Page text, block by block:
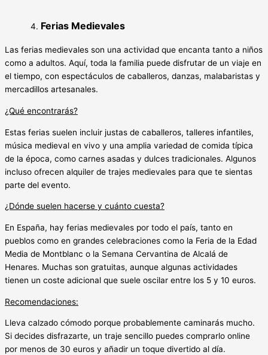
Ferias Medievales
Las ferias medievales son una actividad que encanta tanto a niños
como a adultos. Aquí, toda la familia puede disfrutar de un viaje en
el tiempo, con espectáculos de caballeros, danzas, malabaristas y
mercadillos artesanales.
¿Qué encontrarás?
Estas ferias suelen incluir justas de caballeros, talleres infantiles,
música medieval en vivo y una amplia variedad de comida típica
de la época, como carnes asadas y dulces tradicionales. Algunos
incluso ofrecen alquiler de trajes medievales para que te sientas
parte del evento.
¿Dónde suelen hacerse y cuánto cuesta?
En España, hay ferias medievales por todo el país, tanto en
pueblos como en grandes celebraciones como la Feria de la Edad
Media de Montblanc o la Semana Cervantina de Alcalá de
Henares. Muchas son gratuitas, aunque algunas actividades
tienen un coste adicional que suele oscilar entre los 5 y 10 euros.
Recomendaciones:
Lleva calzado cómodo porque probablemente caminarás mucho.
Si decides disfrazarte, un traje sencillo puedes comprarlo online
por menos de 30 euros y añadir un toque divertido al día.